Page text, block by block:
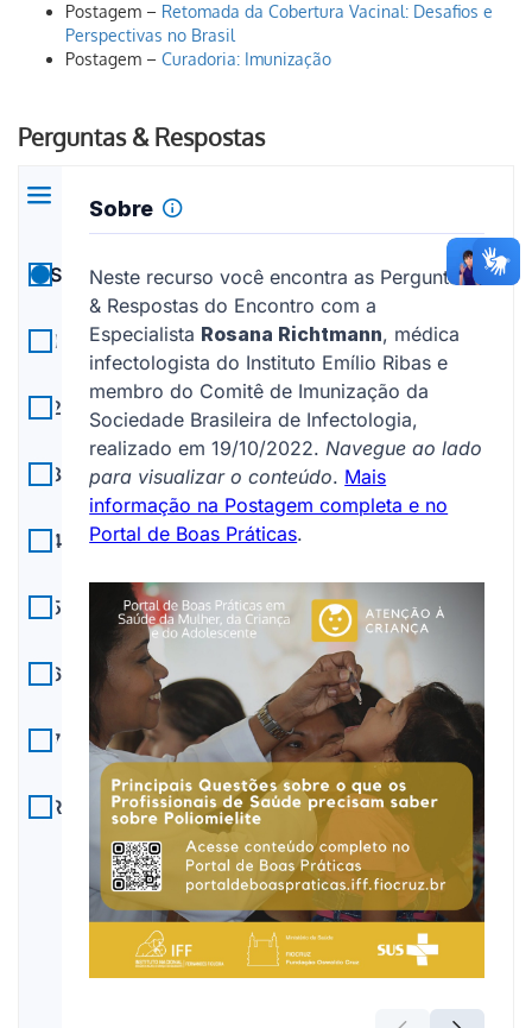
Postagem – Retomada da Cobertura Vacinal: Desafios e
Perspectivas no Brasil
Postagem – Curadoria: Imunização
Perguntas & Respostas